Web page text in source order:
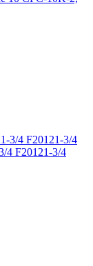
4 F20121-3/4